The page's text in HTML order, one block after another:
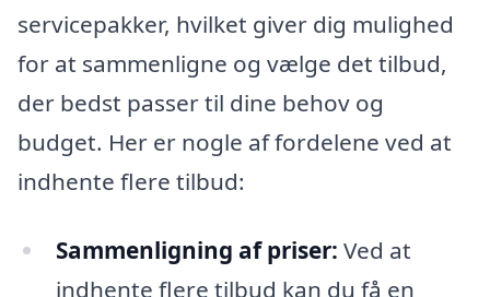
servicepakker, hvilket giver dig mulighed
for at sammenligne og vælge det tilbud,
der bedst passer til dine behov og
budget. Her er nogle af fordelene ved at
indhente flere tilbud:
Sammenligning af priser: Ved at
indhente flere tilbud kan du få en